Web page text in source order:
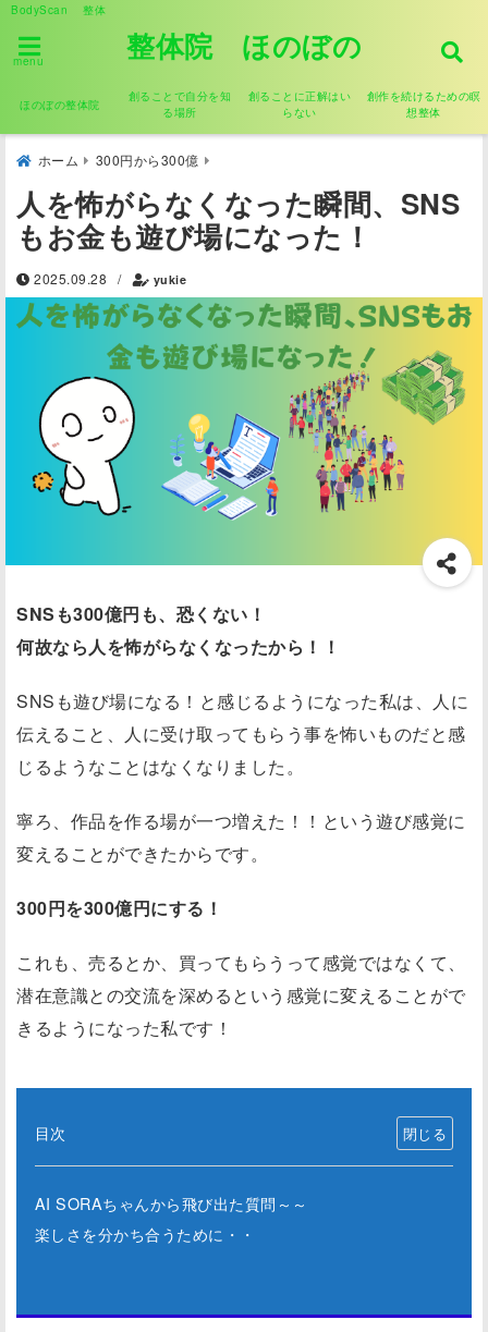
BodyScan 整体
menu 整体院 ほのぼの
ほのぼの整体院
創ることで自分を知
る場所
創ることに正解はい
らない
創作を続けるための瞑
想整体
ホーム 300円から300億
人を怖がらなくなった瞬間、SNS
もお金も遊び場になった！
2025.09.28 / yukie
SNSも300億円も、恐くない！
何故なら人を怖がらなくなったから！！
SNSも遊び場になる！と感じるようになった私は、人に
伝えること、人に受け取ってもらう事を怖いものだと感
じるようなことはなくなりました。
寧ろ、作品を作る場が一つ増えた！！という遊び感覚に
変えることができたからです。
300円を300億円にする！
これも、売るとか、買ってもらうって感覚ではなくて、
潜在意識との交流を深めるという感覚に変えることがで
きるようになった私です！
目次
AI SORAちゃんから飛び出た質問～～
楽しさを分かち合うために・・